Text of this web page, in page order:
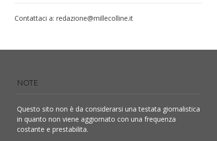
Contattaci a: redazione@millecolline.it
NOTE
Questo sito non è da considerarsi una testata giornalistica
in quanto non viene aggiornato con una frequenza
costante e prestabilita.